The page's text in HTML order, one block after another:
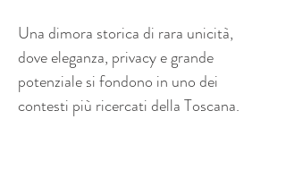
Una dimora storica di rara unicità,
dove eleganza, privacy e grande
potenziale si fondono in uno dei
contesti più ricercati della Toscana.